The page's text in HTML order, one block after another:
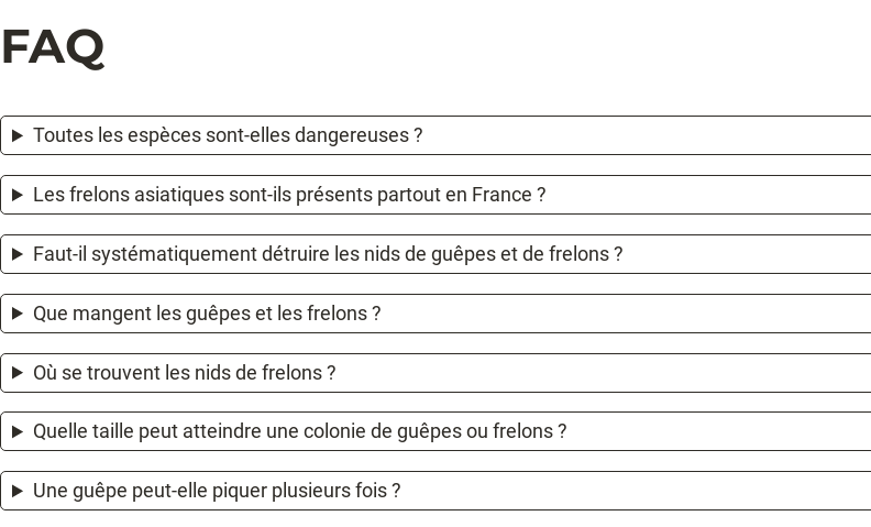
FAQ
Toutes les espèces sont-elles dangereuses ?
Les frelons asiatiques sont-ils présents partout en France ?
Faut-il systématiquement détruire les nids de guêpes et de frelons ?
Que mangent les guêpes et les frelons ?
Où se trouvent les nids de frelons ?
Quelle taille peut atteindre une colonie de guêpes ou frelons ?
Une guêpe peut-elle piquer plusieurs fois ?